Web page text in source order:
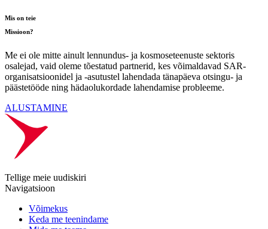
Mis on teie
Missioon?
Me ei ole mitte ainult lennundus- ja kosmoseteenuste sektoris
osalejad, vaid oleme tõestatud partnerid, kes võimaldavad SAR-
organisatsioonidel ja -asutustel lahendada tänapäeva otsingu- ja
päästetööde ning hädaolukordade lahendamise probleeme.
ALUSTAMINE
Tellige meie uudiskiri
Navigatsioon
Võimekus
Keda me teenindame